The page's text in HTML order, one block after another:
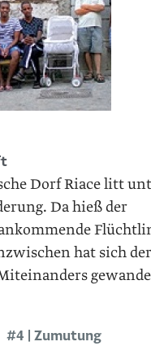
Dorf Riace litt
Da hieß der
hat sich
#4 | Zumutung